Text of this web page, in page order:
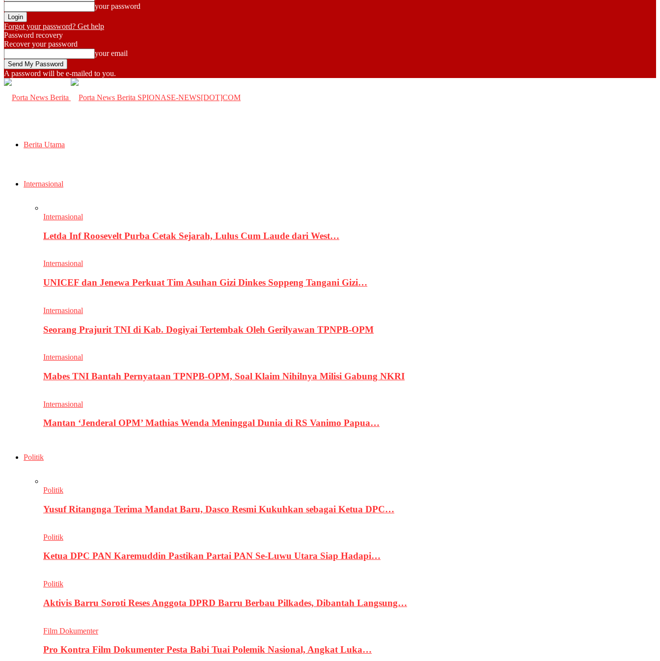
your password
Forgot your password? Get help
Password recovery
Recover your password
your email
A password will be e-mailed to you.
SPIONASE-NEWS[DOT]COM
Berita Utama
Internasional
Internasional
Letda Inf Roosevelt Purba Cetak Sejarah, Lulus Cum Laude dari West…
Internasional
UNICEF dan Jenewa Perkuat Tim Asuhan Gizi Dinkes Soppeng Tangani Gizi…
Internasional
Seorang Prajurit TNI di Kab. Dogiyai Tertembak Oleh Gerilyawan TPNPB-OPM
Internasional
Mabes TNI Bantah Pernyataan TPNPB-OPM, Soal Klaim Nihilnya Milisi Gabung NKRI
Internasional
Mantan ‘Jenderal OPM’ Mathias Wenda Meninggal Dunia di RS Vanimo Papua…
Politik
Politik
Yusuf Ritangnga Terima Mandat Baru, Dasco Resmi Kukuhkan sebagai Ketua DPC…
Politik
Ketua DPC PAN Karemuddin Pastikan Partai PAN Se-Luwu Utara Siap Hadapi…
Politik
Aktivis Barru Soroti Reses Anggota DPRD Barru Berbau Pilkades, Dibantah Langsung…
Film Dokumenter
Pro Kontra Film Dokumenter Pesta Babi Tuai Polemik Nasional, Angkat Luka…